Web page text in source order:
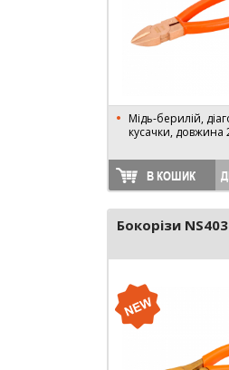
Мідь-берилій,
кусачки, довжина
В КОШИК
Бокорізи